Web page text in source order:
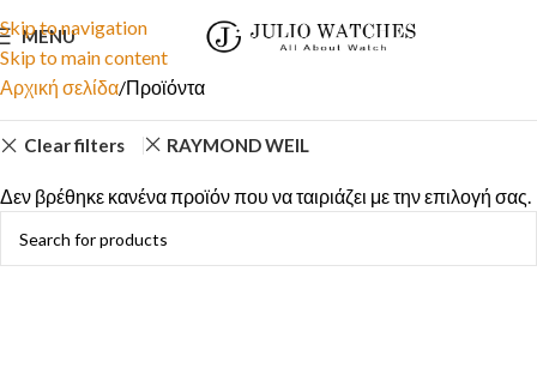
Skip to navigation
Skip to main content
MENU
Αρχική σελίδα Προϊόντα
Clear filters RAYMOND WEIL
Δεν βρέθηκε κανένα προϊόν που να ταιριάζει με την επιλογή σας.